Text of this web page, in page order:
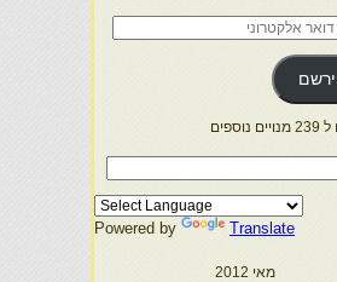
Powered by Translate
מאי 2012